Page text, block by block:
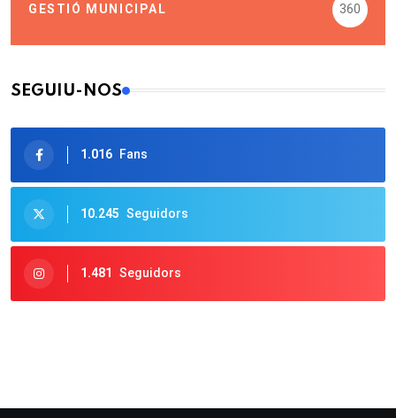
GESTIÓ MUNICIPAL 360
SEGUIU-NOS
1.016 Fans
10.245 Seguidors
1.481 Seguidors